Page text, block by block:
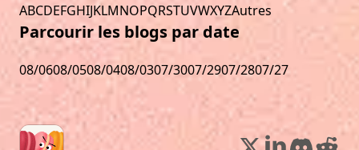
ABCDEFGHIJKLMNOPQRSTUVWXYZAutres
Parcourir les blogs par date
08/0608/0508/0408/0307/3007/2907/2807/27